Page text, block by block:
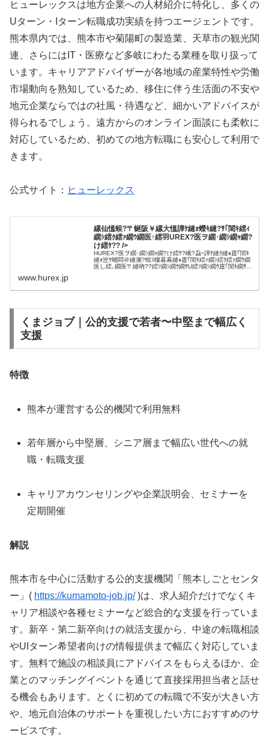
ヒューレックスは地方企業への人材紹介に特化し、多くの
Uターン・Iターン転職成功実績を持つエージェントです。
熊本県内では、熊本市や菊陽町の製造業、天草市の観光関
連、さらにはIT・医療など多岐にわたる業種を取り扱って
います。キャリアアドバイザーが各地域の産業特性や労働
市場動向を熟知しているため、移住に伴う生活面の不安や
地元企業ならではの社風・待遇など、細かいアドバイスが
得られるでしょう。遠方からのオンライン面談にも柔軟に
対応しているため、初めての地方転職にも安心して利用で
きます。
公式サイト： ヒューレックス
縲仙慍蜈?〒蜒阪￥縲大慍譁ｹ縺ｫ蠑ｷ縺?ｻ｢閨ｷ繧ｨ
繝ｼ繧ｸ繧ｧ繝ｳ繝医↑繧羽UREX?医ヲ繝･繝ｼ繝ｬ繝?
け繧ｹ?? />
HUREX?医ヲ繝･繝ｼ繝ｬ繝?け繧ｹ?峨?蝨ｰ譁ｹ縺ｸ縺ｮ霆｢閨ｷ
縺ｫ迚ｹ蛹悶＠縺溷?蝗ｽ螻暮幕縺ｮ霆｢閨ｷ繧ｨ繝ｼ繧ｸ繧ｧ繝ｳ繝
医し繧､繝医〒縺吶??繧ｿ繝ｼ繝ｳ繝ｻU繧ｿ繝ｼ繝ｳ霆｢閨ｷ繝ｻ豎
www.hurex.jp
くまジョブ｜公的支援で若者〜中堅まで幅広く
支援
特徴
熊本が運営する公的機関で利用無料
若年層から中堅層、シニア層まで幅広い世代への就
職・転職支援
キャリアカウンセリングや企業説明会、セミナーを
定期開催
解説
熊本市を中心に活動する公的支援機関「熊本しごとセンタ
ー」( https://kumamoto-job.jp/)は、求人紹介だけでなくキ
ャリア相談や各種セミナーなど総合的な支援を行っていま
す。新卒・第二新卒向けの就活支援から、中途の転職相談
やUIターン希望者向けの情報提供まで幅広く対応していま
す。無料で施設の相談員にアドバイスをもらえるほか、企
業とのマッチングイベントを通じて直接採用担当者と話せ
る機会もあります。とくに初めての転職で不安が大きい方
や、地元自治体のサポートを重視したい方におすすめのサ
ービスです。